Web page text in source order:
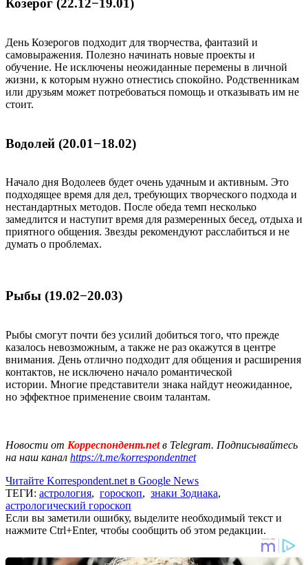
Козерог (22.12−19.01)
День Козерогов подходит для творчества, фантазий и
самовыражения. Полезно начинать новые проекты и
обучение. Не исключены неожиданные перемены в личной
жизни, к которым нужно отнестись спокойно. Родственникам
или друзьям может потребоваться помощь и отказывать им не
стоит.
Водолей (20.01−18.02)
Начало дня Водолеев будет очень удачным и активным. Это
подходящее время для дел, требующих творческого подхода и
нестандартных методов. После обеда темп несколько
замедлится и наступит время для размеренных бесед, отдыха и
приятного общения. Звезды рекомендуют расслабиться и не
думать о проблемах.
Рыбы (19.02−20.03)
Рыбы смогут почти без усилий добиться того, что прежде
казалось невозможным, а также не раз окажутся в центре
внимания. День отлично подходит для общения и расширения
контактов, не исключено начало романтической
истории. Многие представители знака найдут неожиданное,
но эффектное применение своим талантам.
Новости от Корреспондент.netв Telegram. Подписывайтесь
на наш канал https://t.me/korrespondentnet
Читайте Korrespondent.net в Google News
ТЕГИ: астрология, гороскоп, знаки Зодиака,
астрологический гороскоп
Если вы заметили ошибку, выделите необходимый текст и
нажмите Ctrl+Enter, чтобы сообщить об этом редакции.